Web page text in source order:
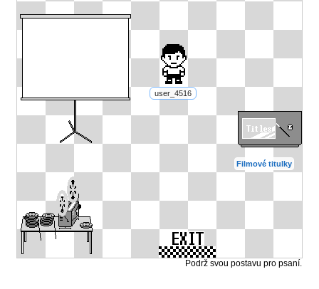
Filmové titulky
user_4516
Podrž svou postavu pro psaní.